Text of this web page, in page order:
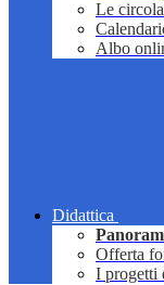
Le
Albo
Didattica
Offerta
I progetti